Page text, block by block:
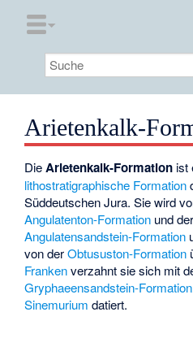
Arietenkalk-
DieArietenkalk-Formation ist
lithostratigraphische Formation
Süddeutschen Jura. Sie wird
Angulatenton-Formation und der
Angulatensandstein-Formation
von derObtususton-Formation
Frankenverzahnt sie sich mit
Gryphaeensandstein-Formation
Sinemurium datiert.